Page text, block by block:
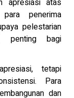
penerima
pelestarian
penting bagi
tetapi
Para
dan